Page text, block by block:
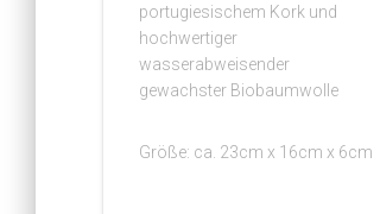
portugiesischem Kork und
hochwertiger
wasserabweisender
gewachster Biobaumwolle
Größe: ca. 23cm x 16cm x 6cm